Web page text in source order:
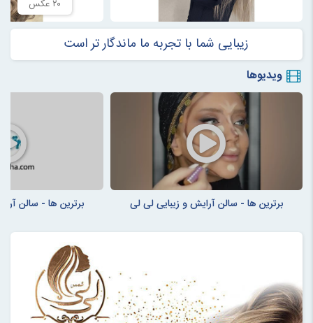
۲۰ عکس
زیبایی شما با تجربه ما ماندگار تر است
ویدیوها
برترین ها - سالن آرایش و زیبایی لی لی برترین ها - سالن